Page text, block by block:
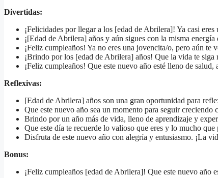
Divertidas:
¡Felicidades por llegar a los [edad de Abrilera]! Ya casi
¡[Edad de Abrilera] años y aún sigues con la misma
¡Feliz cumpleaños! Ya no eres una jovencita/o, pero aún te
¡Brindo por los [edad de Abrilera] años! Que la vida te siga
¡Feliz cumpleaños! Que este nuevo año esté lleno de
Reflexivas:
[Edad de Abrilera] años son una gran oportunidad para
Que este nuevo año sea un momento para seguir
Brindo por un año más de vida, lleno de aprendizaje y
Que este día te recuerde lo valioso que eres y lo mucho
Disfruta de este nuevo año con alegría y entusiasmo. ¡La
Bonus:
¡Feliz cumpleaños [edad de Abrilera]! Que este nuevo año